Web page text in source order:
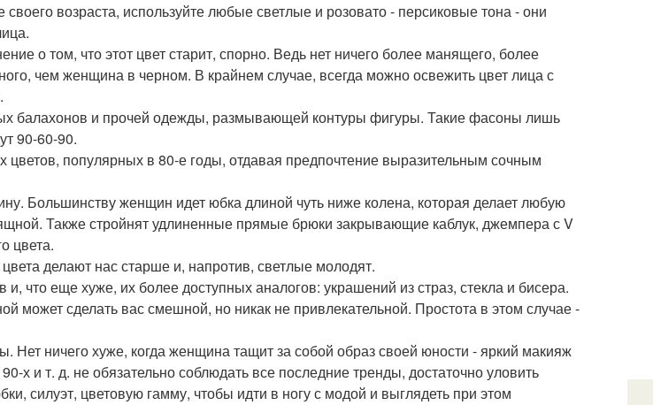
возраста, используйте любые светлые и розовато - персиковые тона - они
о том, что этот цвет старит, спорно. Ведь нет ничего более манящего, более
чем женщина в черном. В крайнем случае, всегда можно освежить цвет лица с
балахонов и прочей одежды, размывающей контуры фигуры. Такие фасоны лишь
90-60-90.
цветов, популярных в 80-е годы, отдавая предпочтение выразительным сочным
Большинству женщин идет юбка длиной чуть ниже колена, которая делает любую
Также стройнят удлиненные прямые брюки закрывающие каблук, джемпера с V
цвета.
делают нас старше и, напротив, светлые молодят.
и, что еще хуже, их более доступных аналогов: украшений из страз, стекла и бисера.
может сделать вас смешной, но никак не привлекательной. Простота в этом случае -
ничего хуже, когда женщина тащит за собой образ своей юности - яркий макияж
х и т. д. не обязательно соблюдать все последние тренды, достаточно уловить
силуэт, цветовую гамму, чтобы идти в ногу с модой и выглядеть при этом